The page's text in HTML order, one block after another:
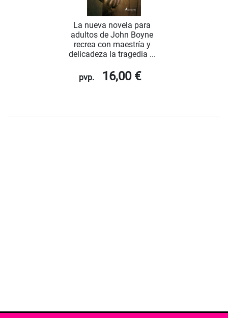
La nueva novela para
adultos de John Boyne
recrea con maestría y
delicadeza la tragedia ...
pvp. 16,00 €